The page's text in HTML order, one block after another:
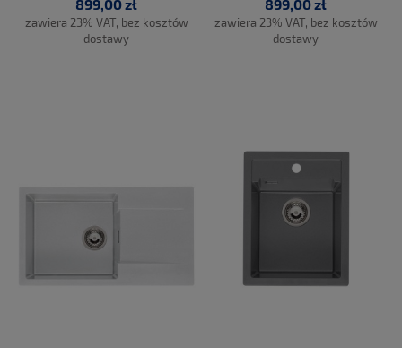
899,00 zł
zawiera 23% VAT, bez kosztów
dostawy
899,00 zł
zawiera 23% VAT, bez kosztów
dostawy